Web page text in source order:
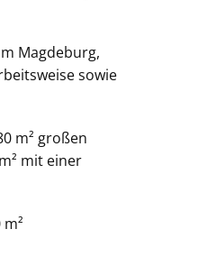
Magdeburg,
sowie
m² großen
mit einer